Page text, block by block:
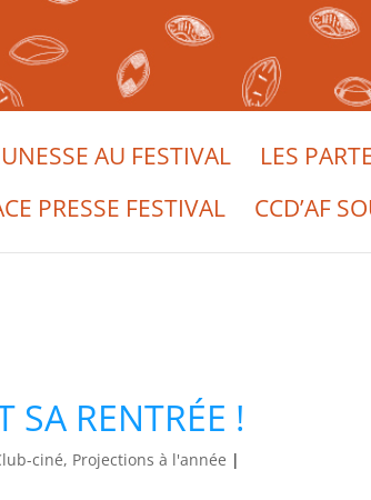
AU FESTIVAL LES
PRESSE FESTIVAL
CCD’AF
SA RENTRÉE !
ciné, Projections à l'année |